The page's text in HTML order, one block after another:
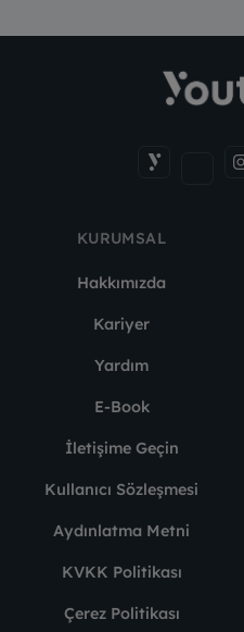
KURUMSAL
Hakkımızda
Kariyer
Yardım
E-Book
İletişime Geçin
Kullanıcı Sözleşmesi
Aydınlatma Metni
KVKK Politikası
Çerez Politikası